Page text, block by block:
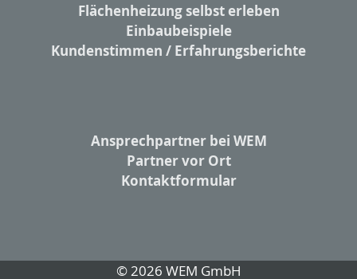
Flächenheizung selbst erleben
Einbaubeispiele
Kundenstimmen / Erfahrungsberichte
Ansprechpartner bei WEM
Partner vor Ort
Kontaktformular
© 2026 WEM GmbH